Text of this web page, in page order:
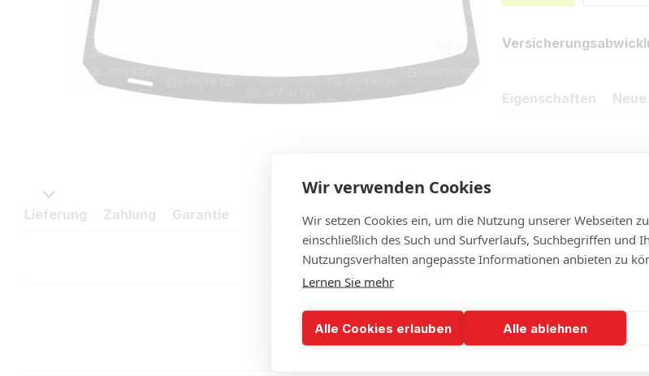
Eigenschaften
Lieferung Zahlung Garantie
Wir verwenden Cookies
Wir setzen Cookies ein, um die Nutzung unserer Webseiten
einschließlich des Such und Surfverlaufs, Suchbegriffen und
Nutzungsverhalten angepasste Informationen anbieten zu
Lernen Sie mehr
Alle Cookies erlauben Alle ablehnen